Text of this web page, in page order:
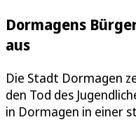
Dormagens
aus
Die Stadt Dormagen
den Tod des
in Dormagen in einer